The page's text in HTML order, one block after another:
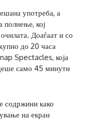
употреба, а
полнење, кој
Доаѓаат и со
до 20 часа
Spectacles, која
само 45 минути
содржини како
на екран